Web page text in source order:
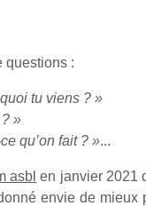
questions :
tu viens ? »
»
qu’on fait ? »...
asbl en janvier 2021
envie de mieux